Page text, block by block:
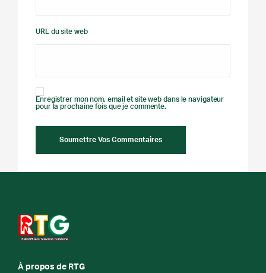
URL du site web
Enregistrer mon nom, email et site web dans le navigateur
pour la prochaine fois que je commente.
À propos de RTG